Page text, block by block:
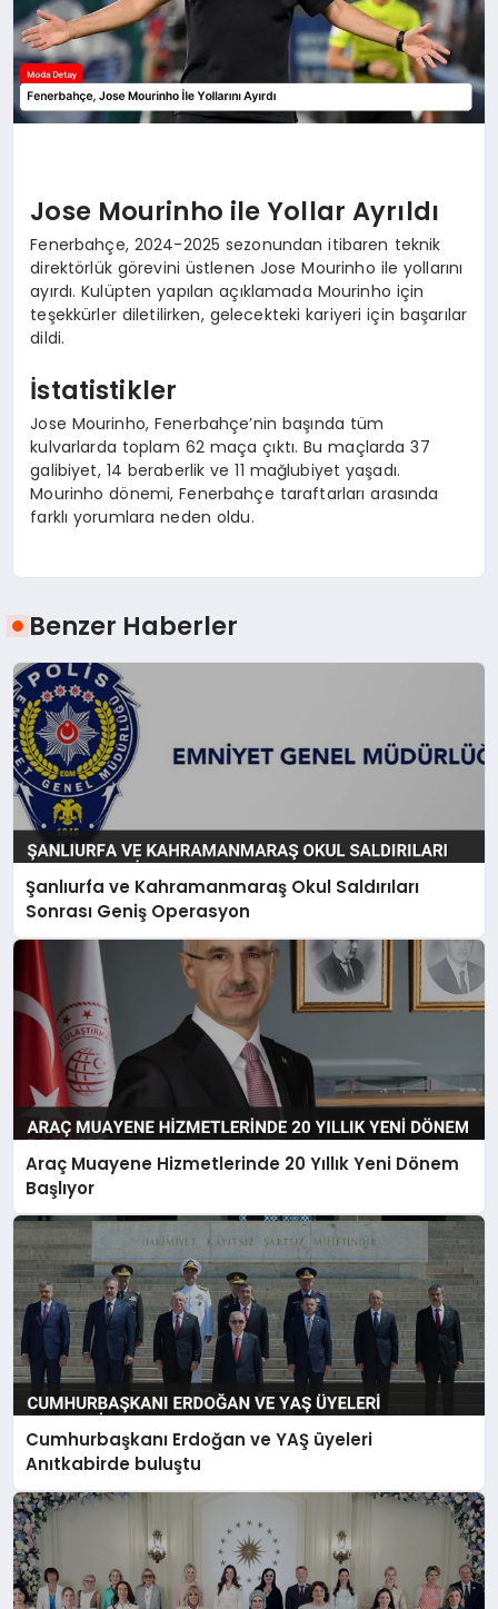
Jose Mourinho ile Yollar Ayrıldı
Fenerbahçe, 2024-2025 sezonundan itibaren teknik
direktörlük görevini üstlenen Jose Mourinho ile yollarını
ayırdı. Kulüpten yapılan açıklamada Mourinho için
teşekkürler diletilirken, gelecekteki kariyeri için başarılar
dildi.
İstatistikler
Jose Mourinho, Fenerbahçe’nin başında tüm
kulvarlarda toplam 62 maça çıktı. Bu maçlarda 37
galibiyet, 14 beraberlik ve 11 mağlubiyet yaşadı.
Mourinho dönemi, Fenerbahçe taraftarları arasında
farklı yorumlara neden oldu.
Benzer Haberler
Şanlıurfa ve Kahramanmaraş Okul Saldırıları
Sonrası Geniş Operasyon
Araç Muayene Hizmetlerinde 20 Yıllık Yeni Dönem
Başlıyor
Cumhurbaşkanı Erdoğan ve YAŞ üyeleri
Anıtkabirde buluştu